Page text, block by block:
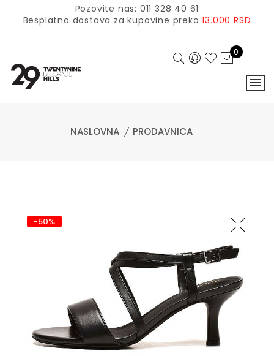
Pozovite nas: 011 328 40 61
Besplatna dostava za kupovine preko13.000 RSD
0
NASLOVNA PRODAVNICA
-50%